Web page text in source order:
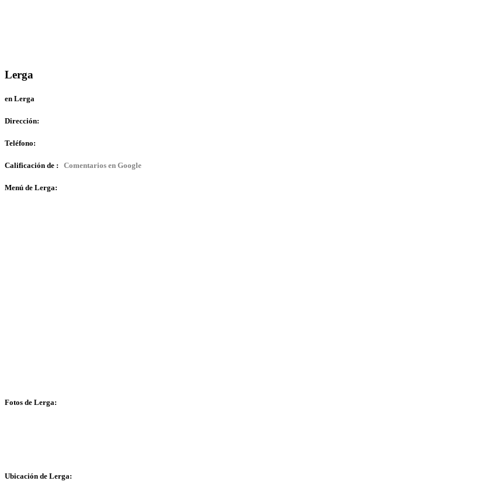
Lerga
en Lerga
Dirección:
Teléfono:
Calificación de : Comentarios en Google
Menú de Lerga:
Fotos de Lerga:
Ubicación de Lerga: